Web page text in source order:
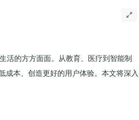
活的方方面面。从教育、医疗到智能制
成本、创造更好的用户体验。本文将深入